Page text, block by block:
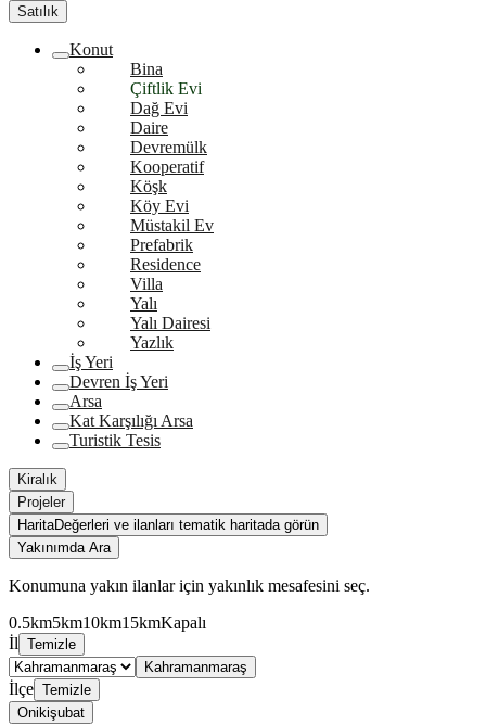
Satılık
Konut
Bina
Çiftlik Evi
Dağ Evi
Daire
Devremülk
Kooperatif
Köşk
Köy Evi
Müstakil Ev
Prefabrik
Residence
Villa
Yalı
Yalı Dairesi
Yazlık
İş Yeri
Devren İş Yeri
Arsa
Kat Karşılığı Arsa
Turistik Tesis
Kiralık
Projeler
HaritaDeğerleri ve ilanları tematik haritada görün
Yakınımda Ara
Konumuna yakın ilanlar için yakınlık mesafesini seç.
0.5km5km10km15kmKapalı
İl Temizle
Kahramanmaraş
İlçe Temizle
Onikişubat